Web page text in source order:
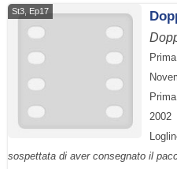
St3, Ep17
2002
sospettata di aver consegnato il